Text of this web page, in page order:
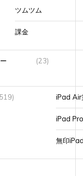
課金
(23)
iPad Air
iPad Pro
無印